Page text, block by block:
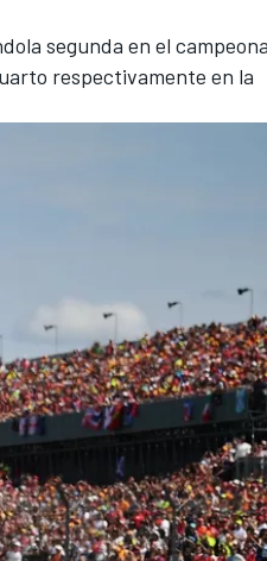
segunda en el
respectivamente en la